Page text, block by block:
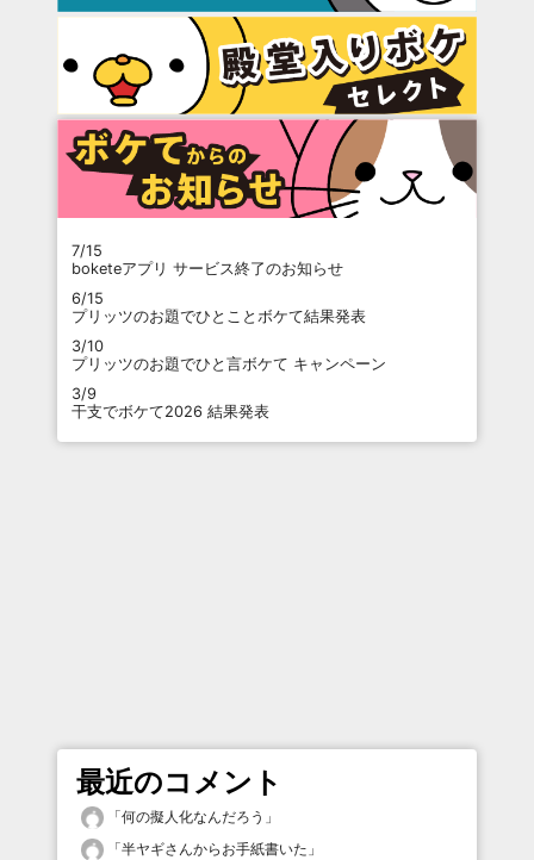
7/15
boketeアプリ サービス終了のお知らせ
6/15
プリッツのお題でひとことボケて結果発表
3/10
プリッツのお題でひと言ボケて キャンペーン
3/9
干支でボケて2026 結果発表
最近のコメント
「何の擬人化なんだろう 」
「半ヤギさんからお手紙書いた 」